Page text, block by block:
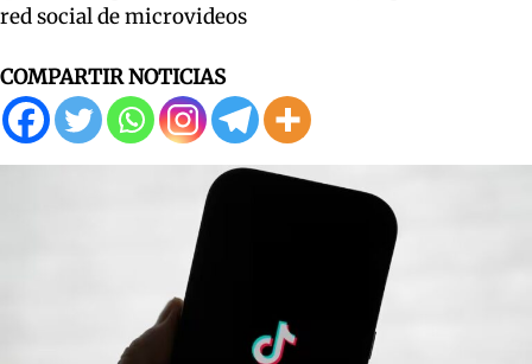
red social de microvideos
COMPARTIR NOTICIAS